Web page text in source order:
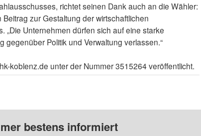
richtet seinen Dank auch an die Wähler:
zur Gestaltung der wirtschaftlichen
„Die Unternehmen dürfen sich auf eine starke
gegenüber Politik und Verwaltung verlassen.“
koblenz.de unter der Nummer 3515264 veröffentlicht.
bestens informiert